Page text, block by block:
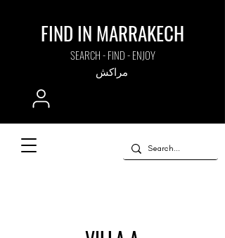
FIND IN MARRAKECH
SEARCH - FIND - ENJOY
مراكش